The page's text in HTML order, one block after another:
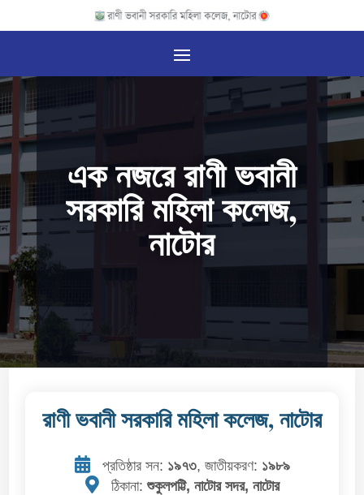
এক নজরে রাণী ভবানী
সরকারি মহিলা কলেজ,
নাটোর
রাণী ভবানী সরকারি মহিলা কলেজ, নাটোর
প্রতিষ্ঠার সন: ১৯৭৩, জাতীয়করণ: ১৯৮৯
ঠিকানা:শুকুলপট্টি, নাটোর সদর, নাটোর